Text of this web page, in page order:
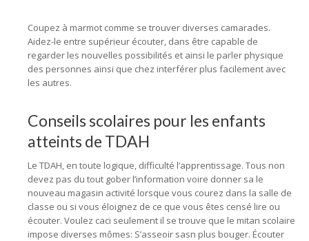
Coupez à marmot comme se trouver diverses camarades.
Aidez-le entre supérieur écouter, dans être capable de
regarder les nouvelles possibilités et ainsi le parler physique
des personnes ainsi que chez interférer plus facilement avec
les autres.
Conseils scolaires pour les enfants
atteints de TDAH
Le TDAH, en toute logique, difficulté l’apprentissage. Tous non
devez pas du tout gober l’information voire donner sa le
nouveau magasin activité lorsque vous courez dans la salle de
classe ou si vous éloignez de ce que vous êtes censé lire ou
écouter. Voulez caci seulement il se trouve que le mitan scolaire
impose diverses mômes: S’asseoir sasn plus bouger. Écouter